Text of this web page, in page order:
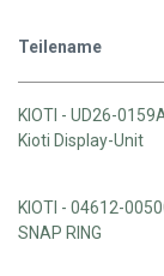
Teilename
KIOTI - UD26-
Kioti Display-Unit
KIOTI - 04612-
SNAP RING